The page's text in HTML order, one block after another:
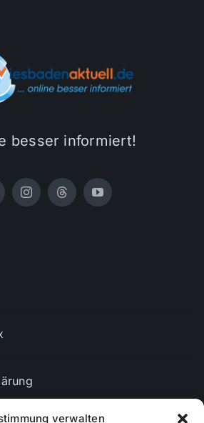
verwalten
besser informiert!